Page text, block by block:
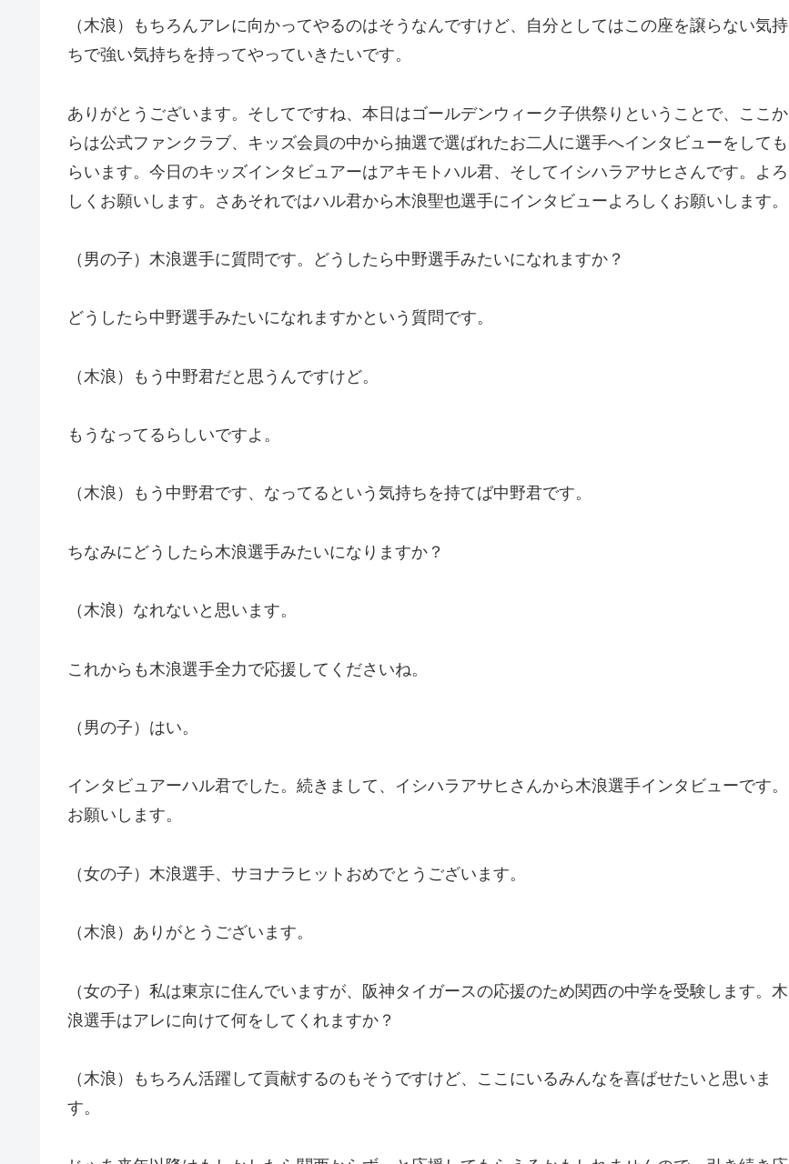
（木浪）もちろんアレに向かってやるのはそうなんですけど、自分としてはこの座を譲らない気持
ちで強い気持ちを持ってやっていきたいです。
ありがとうございます。そしてですね、本日はゴールデンウィーク子供祭りということで、ここか
らは公式ファンクラブ、キッズ会員の中から抽選で選ばれたお二人に選手へインタビューをしても
らいます。今日のキッズインタビュアーはアキモトハル君、そしてイシハラアサヒさんです。よろ
しくお願いします。さあそれではハル君から木浪聖也選手にインタビューよろしくお願いします。
（男の子）木浪選手に質問です。どうしたら中野選手みたいになれますか？
どうしたら中野選手みたいになれますかという質問です。
（木浪）もう中野君だと思うんですけど。
もうなってるらしいですよ。
（木浪）もう中野君です、なってるという気持ちを持てば中野君です。
ちなみにどうしたら木浪選手みたいになりますか？
（木浪）なれないと思います。
これからも木浪選手全力で応援してくださいね。
（男の子）はい。
インタビュアーハル君でした。続きまして、イシハラアサヒさんから木浪選手インタビューです。
お願いします。
（女の子）木浪選手、サヨナラヒットおめでとうございます。
（木浪）ありがとうございます。
（女の子）私は東京に住んでいますが、阪神タイガースの応援のため関西の中学を受験します。木
浪選手はアレに向けて何をしてくれますか？
（木浪）もちろん活躍して貢献するのもそうですけど、ここにいるみんなを喜ばせたいと思いま
す。